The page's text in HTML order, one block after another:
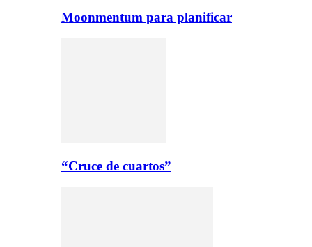
Moonmentum para planificar
“Cruce de cuartos”